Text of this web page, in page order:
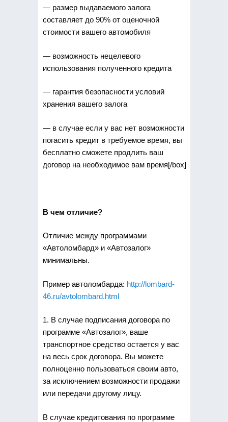
— размер выдаваемого залога
составляет до 90% от оценочной
стоимости вашего автомобиля
— возможность нецелевого
использования полученного кредита
— гарантия безопасности условий
хранения вашего залога
— в случае если у вас нет возможности
погасить кредит в требуемое время, вы
бесплатно сможете продлить ваш
договор на необходимое вам время[/box]
В чем отличие?
Отличие между программами
«Автоломбард» и «Автозалог»
минимальны.
Пример автоломбарда: http://lombard-
46.ru/avtolombard.html
1. В случае подписания договора по
программе «Автозалог», ваше
транспортное средство остается у вас
на весь срок договора. Вы можете
полноценно пользоваться своим авто,
за исключением возможности продажи
или передачи другому лицу.
В случае кредитования по программе